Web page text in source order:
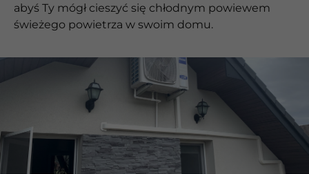
abyś Ty mógł cieszyć się chłodnym powiewem
świeżego powietrza w swoim domu.